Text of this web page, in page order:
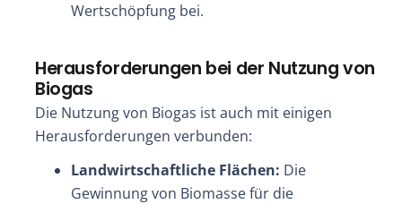
Wertschöpfung bei.
Herausforderungen bei der Nutzung von
Biogas
Die Nutzung von Biogas ist auch mit einigen
Herausforderungen verbunden:
Landwirtschaftliche Flächen: Die
Gewinnung von Biomasse für die